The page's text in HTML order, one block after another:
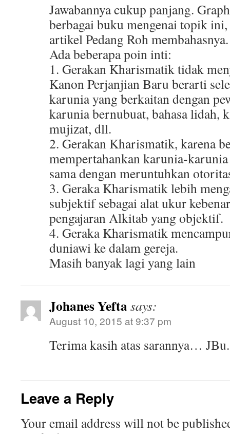
Jawabannya cukup panjang.
berbagai buku mengenai topik
artikel Pedang Roh membahasnya.
Ada beberapa poin inti:
1. Gerakan Kharismatik tidak
Kanon Perjanjian Baru berarti
karunia yang berkaitan dengan
karunia bernubuat, bahasa lidah,
mujizat, dll.
2. Gerakan Kharismatik, karena
mempertahankan karunia-
sama dengan meruntuhkan
3. Geraka Kharismatik lebih
subjektif sebagai alat ukur
pengajaran Alkitab yang objektif.
4. Geraka Kharismatik
duniawi ke dalam gereja.
Masih banyak lagi yang lain
Johanes Yeftasays:
August 10, 2015 at 9:37 pm
Terima kasih atas sarannya… JBu.
Leave a Reply
Your email address will not be